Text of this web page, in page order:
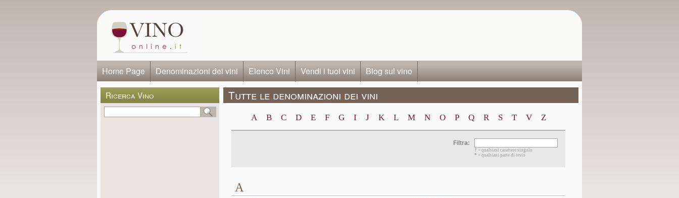
Home Page Denominazioni dei vini Elenco Vini Vendi i tuoi vini Blog sul vino
Ricerca Vino Tutte le denominazioni dei vini
A B C D E F G I J K L M N O P Q R S T V Z
Filtra:
? = qualsiasi carattere singolo
* = qualsiasi parte di testo
A